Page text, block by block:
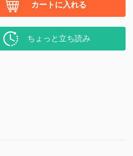
カートに入れる
ちょっと立ち読み